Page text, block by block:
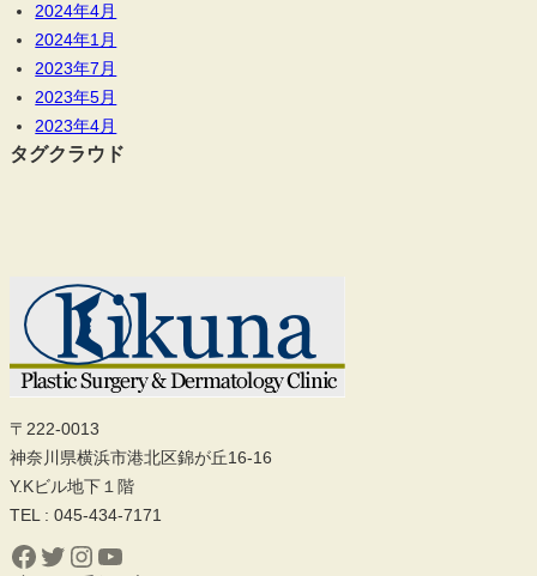
2024年4月
2024年1月
2023年7月
2023年5月
2023年4月
タグクラウド
〒222-0013
神奈川県横浜市港北区錦が丘16-16
Y.Kビル地下１階
TEL : 045-434-7171
Facebook Twitter Instagram YouTube